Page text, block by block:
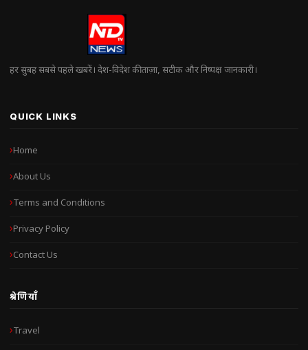
हर सुबह सबसे पहले खबरें। देश-विदेश की ताज़ा, सटीक और निष्पक्ष जानकारी।
QUICK LINKS
Home
About Us
Terms and Conditions
Privacy Policy
Contact Us
श्रेणियाँ
Travel